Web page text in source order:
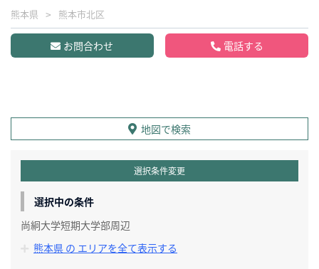
熊本県 熊本市北区
お問合わせ 電話する
地図で検索
選択条件変更
選択中の条件
尚絅大学短期大学部周辺
熊本県 の エリアを全て表示する